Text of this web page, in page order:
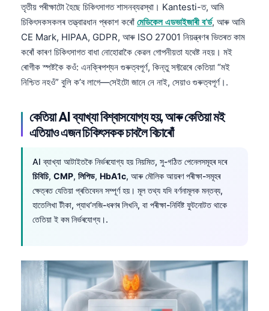
তৃতীয় পৰীক্ষাটো হৈছে চিকিৎসাগত শাসনব্যৱস্থা। Kantesti-ত, আমি
চিকিৎসকসকলৰ তত্ত্বাৱধান প্ৰকাশ কৰোঁ মেডিকেল এডভাইজাৰী ব’ৰ্ড, আৰু আমি
CE Mark, HIPAA, GDPR, আৰু ISO 27001 নিয়ন্ত্ৰণৰ ভিতৰত কাম
কৰোঁ কাৰণ চিকিৎসাগত বাধা নোহোৱাকৈ কেৱল গোপনীয়তা যথেষ্ট নহয়। মই
ৰোগীক স্পষ্টকৈ কওঁ: এনক্ৰিপশ্যন গুৰুত্বপূৰ্ণ, কিন্তু সফ্টৱেৰে কেতিয়া “মই
নিশ্চিত নহওঁ” বুলি ক’ব লাগে—সেইটো জানে নে নাই, সেয়াও গুৰুত্বপূৰ্ণ।.
কেতিয়া AI ব্যাখ্যা বিশ্বাসযোগ্য হয়, আৰু কেতিয়া মই
এতিয়াও এজন চিকিৎসকক চাবলৈ বিচাৰোঁ
AI ব্যাখ্যা আটাইতকৈ নিৰ্ভৰযোগ্য হয় নিয়মিত, সু-গঠিত পেনেলসমূহৰ দৰে
চিবিচি, CMP, লিপিড, HbA1c, আৰু মৌলিক আয়ৰণ পৰীক্ষা-সমূহৰ
ক্ষেত্ৰত যেতিয়া প্ৰতিবেদন সম্পূৰ্ণ হয়। মূল তথ্য যদি বৰ্ণনামূলক মন্তব্য,
হাতেলিখা টীকা, প্যাথ’লজি-ধৰণৰ লিখনি, বা পৰীক্ষা-নিৰ্দিষ্ট ফুটনোটত থাকে
তেতিয়া ই কম নিৰ্ভৰযোগ্য।.
ئۇيغۇرچە
Татар теле
Esperanto
Frysk
Ślōnskŏ gŏdka
Norsk bokmål